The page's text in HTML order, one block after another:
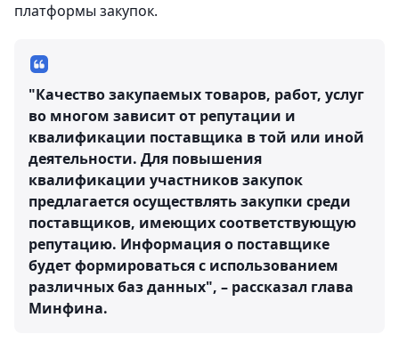
платформы закупок.
"Качество закупаемых товаров, работ, услуг
во многом зависит от репутации и
квалификации поставщика в той или иной
деятельности. Для повышения
квалификации участников закупок
предлагается осуществлять закупки среди
поставщиков, имеющих соответствующую
репутацию. Информация о поставщике
будет формироваться с использованием
различных баз данных", – рассказал глава
Минфина.